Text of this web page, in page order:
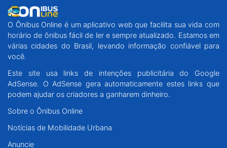
O Ônibus Online é um aplicativo web que facilita sua vida com
horário de ônibus fácil de ler e sempre atualizado. Estamos em
várias cidades do Brasil, levando informação confiável para
você.
Este site usa links de intenções publicitária do Google
AdSense. O AdSense gera automaticamente estes links que
podem ajudar os criadores a ganharem dinheiro.
Sobre o Ônibus Online
Notícias de Mobilidade Urbana
Anuncie